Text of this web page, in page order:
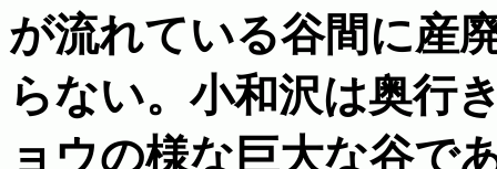
が流れている谷間に産
らない。小和沢は奥行
ョウの様な巨大な谷で